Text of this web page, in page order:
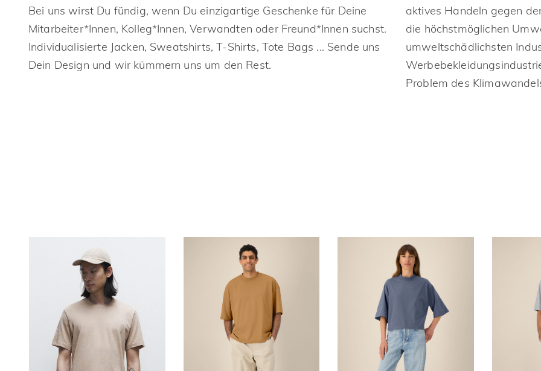
Bei uns wirst Du fündig, wenn Du einzigartige Geschenke für Deine
Mitarbeiter*Innen, Kolleg*Innen, Verwandten oder Freund*Innen suchst.
Individualisierte Jacken, Sweatshirts, T-Shirts, Tote Bags ... Sende uns
Dein Design und wir kümmern uns um den Rest.
aktives Handeln gegen
die höchstmöglichen
umweltschädlichsten
Problem des